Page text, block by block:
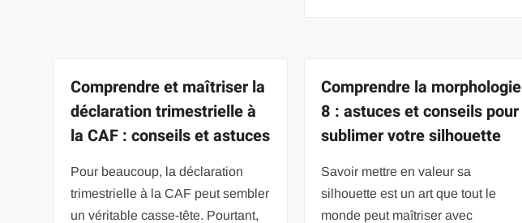
Comprendre et maîtriser la
déclaration trimestrielle à
la CAF : conseils et astuces
Pour beaucoup, la déclaration
trimestrielle à la CAF peut sembler
un véritable casse-tête. Pourtant,
Comprendre la morphologie
8 : astuces et conseils pour
sublimer votre silhouette
Savoir mettre en valeur sa
silhouette est un art que tout le
monde peut maîtriser avec